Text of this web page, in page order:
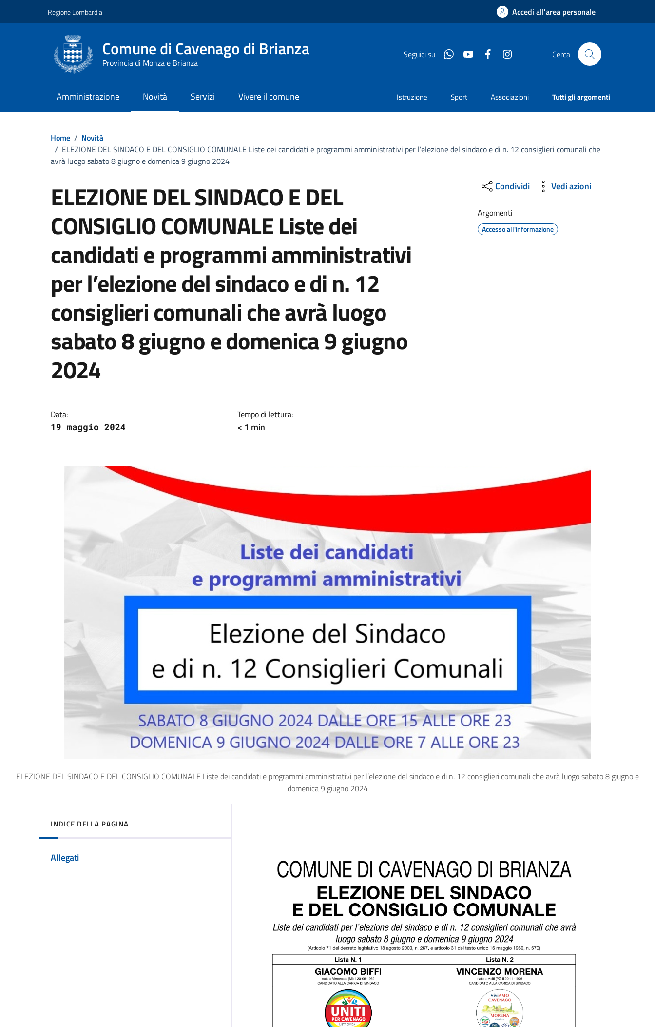
Regione Lombardia Accedi all'area personale
Comune di Cavenago di Brianza
Provincia di Monza e Brianza
Seguici su WhatsappYouTube Facebook Cerca
Amministrazione Novità Servizi Vivere il comune Istruzione Sport Associazioni Tutti gli argomenti
Home / Novità
/ ELEZIONE DEL SINDACO E DEL CONSIGLIO COMUNALE Liste dei candidati e programmi amministrativi per l’elezione del sindaco e di n. 12 consiglieri comunali che
avrà luogo sabato 8 giugno e domenica 9 giugno 2024
ELEZIONE DEL SINDACO E DEL
CONSIGLIO COMUNALE Liste dei
candidati e programmi amministrativi
per l’elezione del sindaco e di n. 12
consiglieri comunali che avrà luogo
sabato 8 giugno e domenica 9 giugno
2024
Data:
19 maggio 2024
Tempo di lettura:
< 1 min
Condividi Vedi azioni
Argomenti
Accesso all'informazione
ELEZIONE DEL SINDACO E DEL CONSIGLIO COMUNALE Liste dei candidati e programmi amministrativi per l’elezione del sindaco e di n. 12 consiglieri comunali che avrà luogo sabato 8 giugno e
domenica 9 giugno 2024
INDICE DELLA PAGINA
Allegati